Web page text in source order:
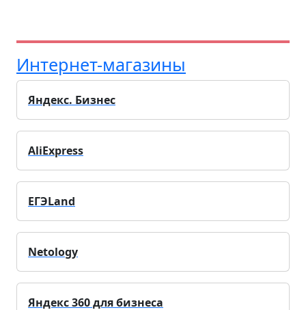
Интернет-магазины
Яндекс. Бизнес
AliExpress
ЕГЭLand
Netology
Яндекс 360 для бизнеса